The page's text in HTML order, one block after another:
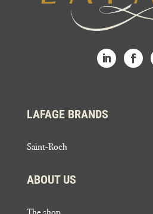
LAFAGE BRANDS
Saint-Roch
ABOUT US